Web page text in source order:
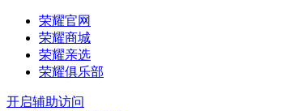
荣耀官网
荣耀商城
荣耀亲选
荣耀俱乐部
开启辅助访问